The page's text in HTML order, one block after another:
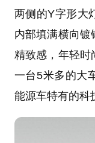
两侧的Y字形大
内部填满横向镀
精致感，年轻时
一台5米多的大
能源车特有的科